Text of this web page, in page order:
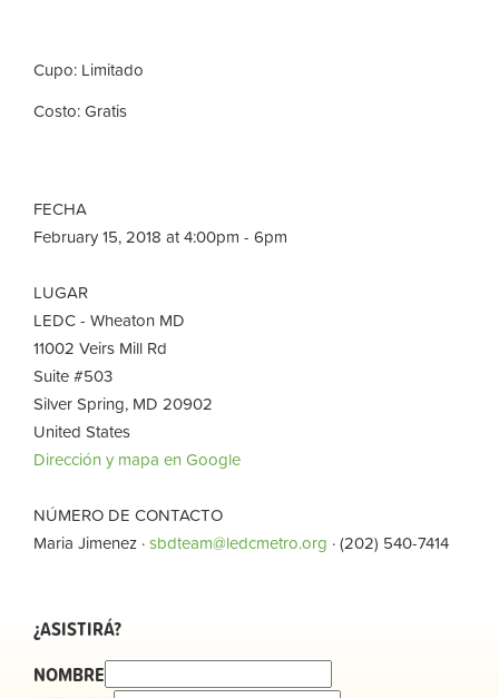
Cupo: Limitado
Costo: Gratis
FECHA
February 15, 2018 at 4:00pm - 6pm
LUGAR
LEDC - Wheaton MD
11002 Veirs Mill Rd
Suite #503
Silver Spring, MD 20902
United States
Dirección y mapa en Google
NÚMERO DE CONTACTO
Maria Jimenez ·sbdteam@ledcmetro.org · (202) 540-7414
¿ASISTIRÁ?
NOMBRE